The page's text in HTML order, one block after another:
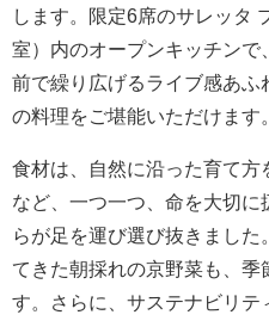
します。限定6席のサレッタ
室）内のオープンキッチン
前で繰り広げるライブ感あふ
の料理をご堪能いただけます。
食材は、自然に沿った育て方
など、一つ一つ、命を大切
らが足を運び選び抜きまし
てきた朝採れの京野菜も、季
す。さらに、サステナビリ